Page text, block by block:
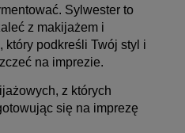
Sylwester to
z makijażem i
który podkreśli Twój styl i
na imprezie.
z których
się na imprezę